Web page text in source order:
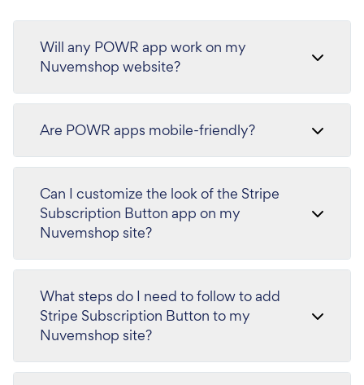
Will any POWR app work on my
Nuvemshop website?
Are POWR apps mobile-friendly?
Can I customize the look of the Stripe
Subscription Button app on my
Nuvemshop site?
What steps do I need to follow to add
Stripe Subscription Button to my
Nuvemshop site?